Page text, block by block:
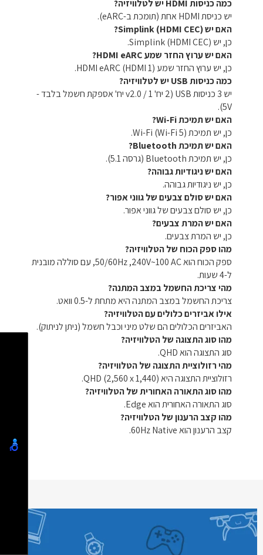
כמה כניסות HDMI יש לטלוויזיה?
יש כניסת HDMI אחת (תומכת ב-eARC).
האם יש Simplink (HDMI CEC)?
כן, יש Simplink (HDMI CEC).
האם יש ערוץ החזר שמע HDMI eARC?
כן, יש ערוץ החזר שמע HDMI eARC (HDMI 1).
כמה כניסות USB יש לטלוויזיה?
יש 3 כניסות USB (2 יח' v2.0 / 1 יח' אספקת חשמל בלבד -
5V).
האם יש תמיכת Wi-Fi?
כן, יש תמיכת Wi-Fi (Wi-Fi 5).
האם יש תמיכת Bluetooth?
כן, יש תמיכת Bluetooth (גרסה 5.1).
האם יש ניגודיות גבוהה?
כן, יש ניגודיות גבוהה.
האם יש סולם צבעים של גווני אפור?
כן, יש סולם צבעים של גווני אפור.
האם יש המרת צבעים?
כן, יש המרת צבעים.
מהו ספק הכוח של הטלוויזיה?
ספק הכוח הוא AC ‏100~240V, ‏50/60Hz, עם סוללה מובנית
ל-4 שעות.
מהי צריכת החשמל במצב המתנה?
צריכת החשמל במצב המתנה היא מתחת ל-0.5 וואט.
אילו אביזרים כלולים עם הטלוויזיה?
האביזרים הכלולים הם שלט מיני וכבל חשמל (ניתן לניתוק).
מהו סוג התצוגה של הטלוויזיה?
סוג התצוגה הוא QHD.
מהי רזולוציית התצוגה של הטלוויזיה?
רזולוציית התצוגה היא QHD (2,560 x 1,440).
מהו סוג התאורה האחורית של הטלוויזיה?
סוג התאורה האחורית הוא Edge.
מהו קצב הרענון של הטלוויזיה?
קצב הרענון הוא 60Hz Native.